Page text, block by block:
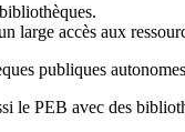
large accès aux
ques publiques
le PEB avec des